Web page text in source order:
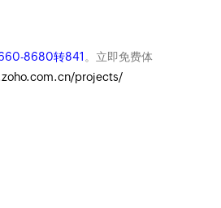
8680转841 。立即免费体
projects/